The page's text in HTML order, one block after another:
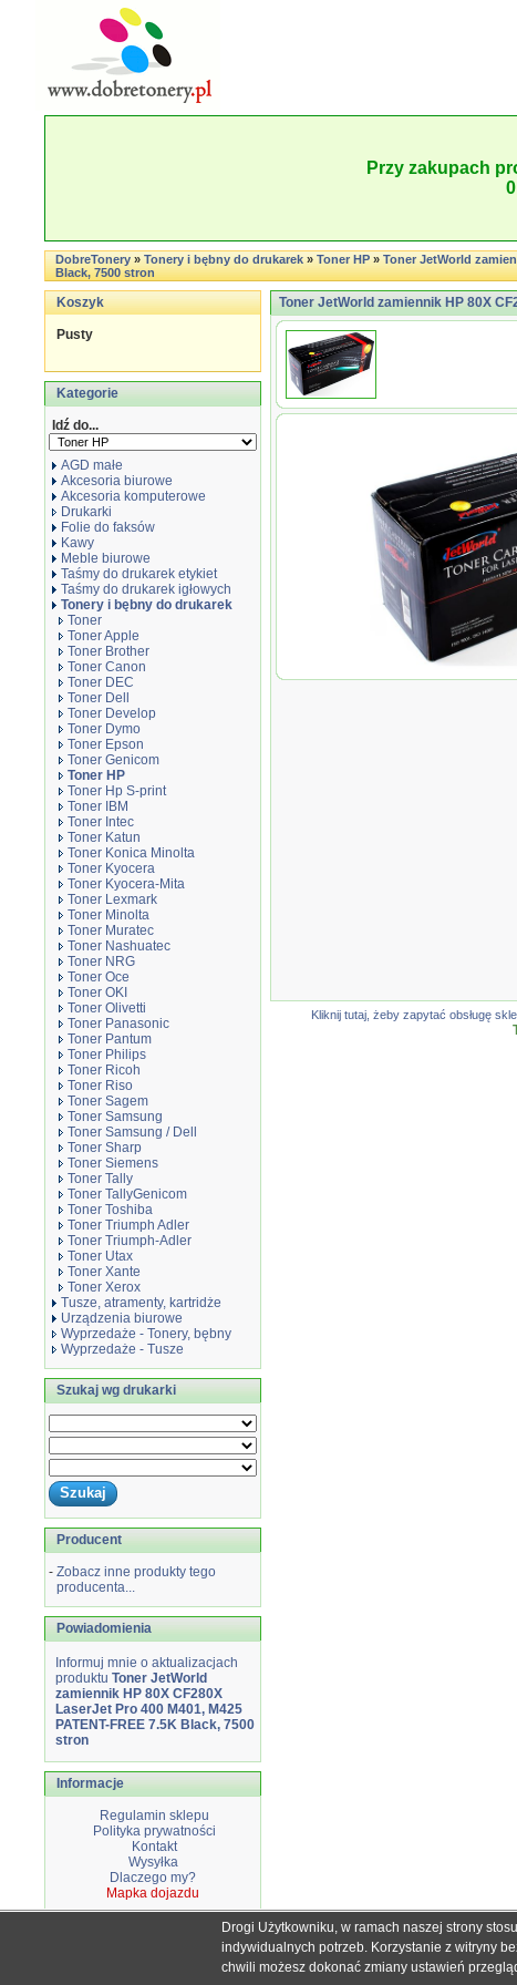
Przy zakupach
DobreTonery»Tonery i bębny do drukarek»Toner HP»Toner JetWorld
Black, 7500 stron
Koszyk
Pusty
Kategorie
Idź do...
AGD małe
Akcesoria biurowe
Akcesoria komputerowe
Drukarki
Folie do faksów
Kawy
Meble biurowe
Taśmy do drukarek etykiet
Taśmy do drukarek igłowych
Tonery i bębny do drukarek
Toner
Toner Apple
Toner Brother
Toner Canon
Toner DEC
Toner Dell
Toner Develop
Toner Dymo
Toner Epson
Toner Genicom
Toner HP
Toner Hp S-print
Toner IBM
Toner Intec
Toner Katun
Toner Konica Minolta
Toner Kyocera
Toner Kyocera-Mita
Toner Lexmark
Toner Minolta
Toner Muratec
Toner Nashuatec
Toner NRG
Toner Oce
Toner OKI
Toner Olivetti
Toner Panasonic
Toner Pantum
Toner Philips
Toner Ricoh
Toner Riso
Toner Sagem
Toner Samsung
Toner Samsung / Dell
Toner Sharp
Toner Siemens
Toner Tally
Toner TallyGenicom
Toner Toshiba
Toner Triumph Adler
Toner Triumph-Adler
Toner Utax
Toner Xante
Toner Xerox
Tusze, atramenty, kartridże
Urządzenia biurowe
Wyprzedaże - Tonery, bębny
Wyprzedaże - Tusze
Szukaj wg drukarki
Producent
- Zobacz inne produkty tego
producenta...
Powiadomienia
Informuj mnie o aktualizacjach
produktu Toner JetWorld
zamiennik HP 80X CF280X
LaserJet Pro 400 M401, M425
PATENT-FREE 7.5K Black, 7500
stron
Informacje
Regulamin sklepu
Polityka prywatności
Kontakt
Wysyłka
Dlaczego my?
Mapka dojazdu
Toner JetWorld zamiennik HP 80X
Toner JetWorld
Kliknij tutaj, żeby zapytać obsługę
Wszystkie nazwy i znaki handlowe użyte na stronie sklepu
Mimo dołożenia wszelkich starań nie
W
Drogi Użytkowniku, w ramach naszej strony
indywidualnych potrzeb. Korzystanie z witryny
chwili możesz dokonać zmiany ustawień